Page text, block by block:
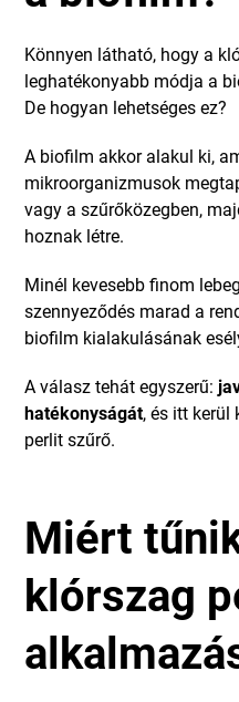
Könnyen látható, hogy a
leghatékonyabb módja a
De hogyan lehetséges ez?
A biofilm akkor alakul ki,
mikroorganizmusok
vagy a szűrőközegben,
hoznak létre.
Minél kevesebb finom
szennyeződés marad a
biofilm kialakulásának
A válasz tehát egyszerű:
hatékonyságát, és itt kerül
perlit szűrő.
Miért
klórszag